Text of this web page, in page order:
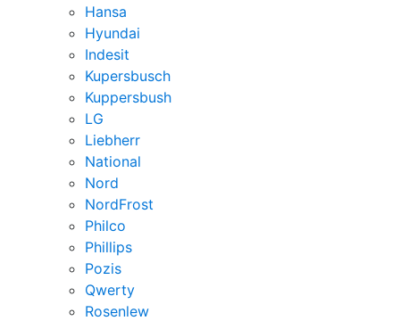
Hansa
Hyundai
Indesit
Kupersbusch
Kuppersbush
LG
Liebherr
National
Nord
NordFrost
Philco
Phillips
Pozis
Qwerty
Rosenlew